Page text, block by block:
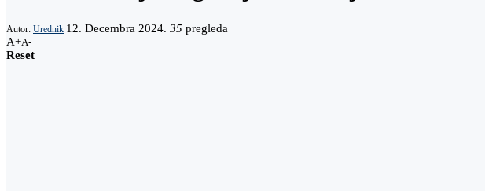
Autor: Urednik 12. Decembra 2024. 35 pregleda
A+A-
Reset